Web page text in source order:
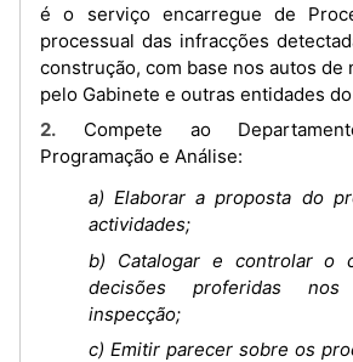
é o serviço encarregue de
processual das infracções
construção, com base nos autos de
pelo Gabinete e outras entidades
2. Compete ao Departamento de Estudo,
Programação e Análise:
a) Elaborar a proposta do
actividades;
b) Catalogar e controlar o
decisões proferidas
inspecção;
c) Emitir parecer sobre os